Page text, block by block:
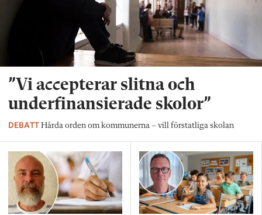
”Vi accepterar slitna och
underfinansierade skolor”
DEBATT Hårda orden om kommunerna – vill förstatliga skolan